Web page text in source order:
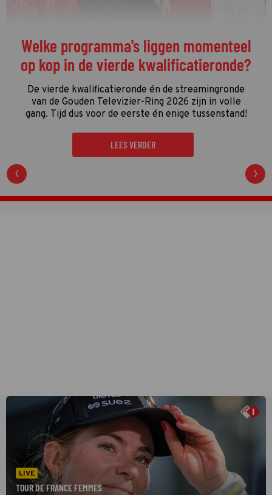
De streamingtip van de week: The
Idaho Murders: College Nightmare op
Netflix
De driedelige documentaireThe Idaho Murders:
College Nightmaregaat over een van de gruwelijkste
moordzaken van de laatste jaren en is een
regelrechte hit op Netflix.
LIVE
TOUR DE FRANCE FEMMES